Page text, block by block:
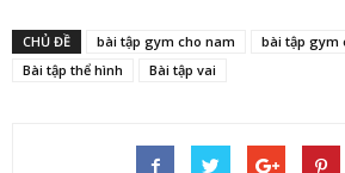
CHỦ ĐỀ bài tập gym cho nam
bài tập gym
Bài tập thể hình
Bài tập vai